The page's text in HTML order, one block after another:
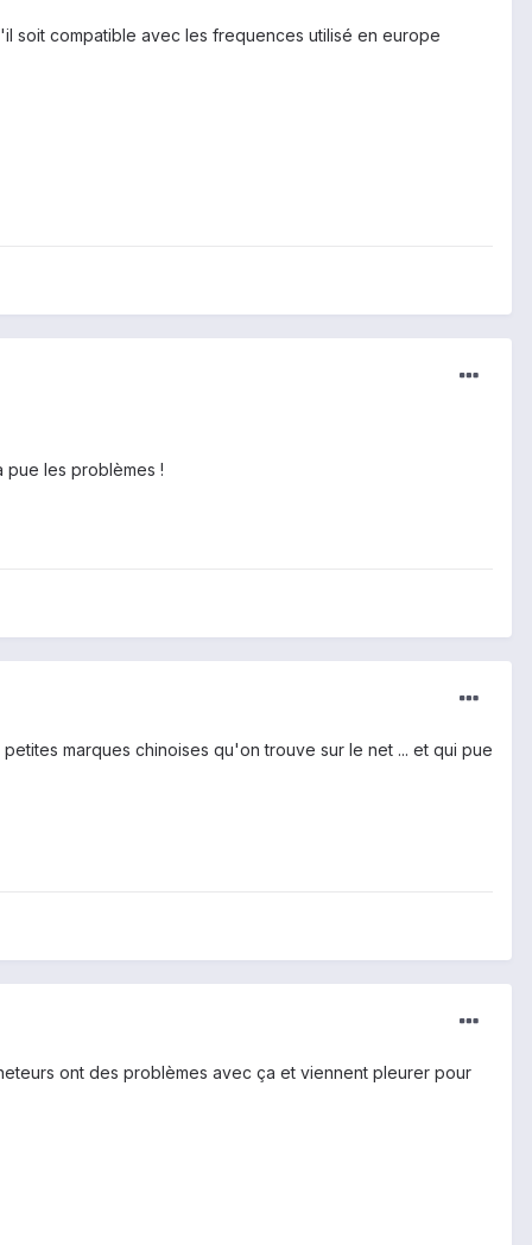
soit compatible avec les frequences utilisé en europe
pue les problèmes !
marques chinoises qu'on trouve sur le net ... et qui pue
ont des problèmes avec ça et viennent pleurer pour